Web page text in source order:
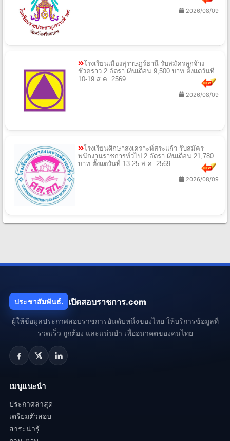
2026/08/09
โรงเรียนเมืองสุราษฎร์ธานี รับสมัครลูกจ้าง
ชั่วคราว 2 อัตรา เงินเดือน 9,500 บาท ตั้งแต่วันที่
10-19 ส.ค. 2569
2026/08/09
โรงเรียนศึกษาสงเคราะห์สระแก้ว รับสมัคร
พนักงานราชการทั่วไป 2 อัตรา เงินเดือน 21,780
บาท ตั้งแต่วันที่ 13-25 ส.ค. 2569
2026/08/09
ประชาสัมพันธ์. เปิดสอบราชการ.com
ผู้ให้ข้อมูลประกาศสอบราชการอันดับหนึ่งของไทย ให้บริการข้อมูลที่
รวดเร็ว ถูกต้อง และแน่นยำ เพื่ออนาคตของคนไทย
เมนูแนะนำ
ประกาศล่าสุด
เตรียมตัวสอบ
สาระน่ารู้